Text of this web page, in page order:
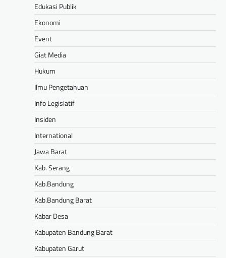
Edukasi Publik
Ekonomi
Event
Giat Media
Hukum
Ilmu Pengetahuan
Info Legislatif
Insiden
International
Jawa Barat
Kab. Serang
Kab.Bandung
Kab.Bandung Barat
Kabar Desa
Kabupaten Bandung Barat
Kabupaten Garut